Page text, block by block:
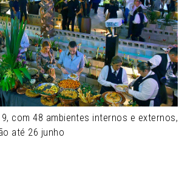
com 48 ambientes internos e externos,
até 26 junho